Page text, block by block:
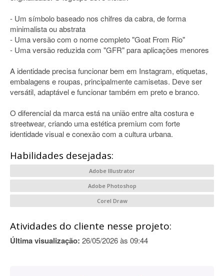
- Um símbolo baseado nos chifres da cabra, de forma
minimalista ou abstrata
- Uma versão com o nome completo "Goat From Rio"
- Uma versão reduzida com "GFR" para aplicações menores
A identidade precisa funcionar bem em Instagram, etiquetas,
embalagens e roupas, principalmente camisetas. Deve ser
versátil, adaptável e funcionar também em preto e branco.
O diferencial da marca está na união entre alta costura e
streetwear, criando uma estética premium com forte
identidade visual e conexão com a cultura urbana.
Habilidades desejadas:
Adobe Illustrator
Adobe Photoshop
Corel Draw
Atividades do cliente nesse projeto:
Última visualização: 26/05/2026 às 09:44